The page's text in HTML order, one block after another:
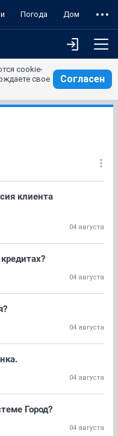
Погода Дом
cookie-
свое
Согласен
клиента
04 августа
04 августа
04 августа
04 августа
Город?
04 августа